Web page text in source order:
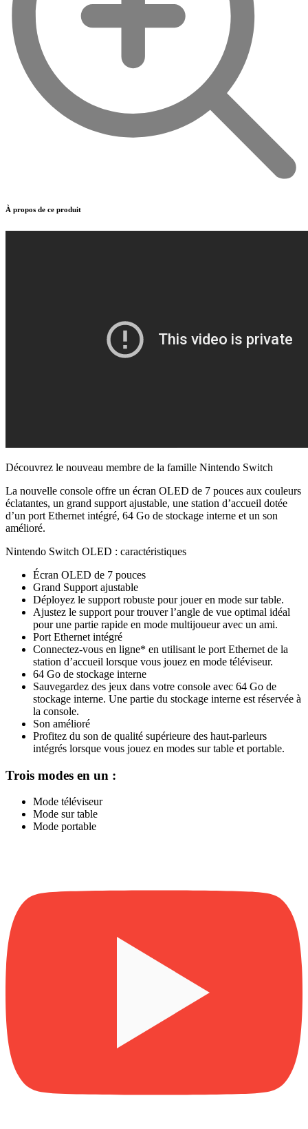
À propos de ce produit
Découvrez le nouveau membre de la famille Nintendo Switch
La nouvelle console offre un écran OLED de 7 pouces aux couleurs
éclatantes, un grand support ajustable, une station d’accueil dotée
d’un port Ethernet intégré, 64 Go de stockage interne et un son
amélioré.
Nintendo Switch OLED : caractéristiques
Écran OLED de 7 pouces
Grand Support ajustable
Déployez le support robuste pour jouer en mode sur table.
Ajustez le support pour trouver l’angle de vue optimal idéal
pour une partie rapide en mode multijoueur avec un ami.
Port Ethernet intégré
Connectez-vous en ligne* en utilisant le port Ethernet de la
station d’accueil lorsque vous jouez en mode téléviseur.
64 Go de stockage interne
Sauvegardez des jeux dans votre console avec 64 Go de
stockage interne. Une partie du stockage interne est réservée à
la console.
Son amélioré
Profitez du son de qualité supérieure des haut-parleurs
intégrés lorsque vous jouez en modes sur table et portable.
Trois modes en un :
Mode téléviseur
Mode sur table
Mode portable